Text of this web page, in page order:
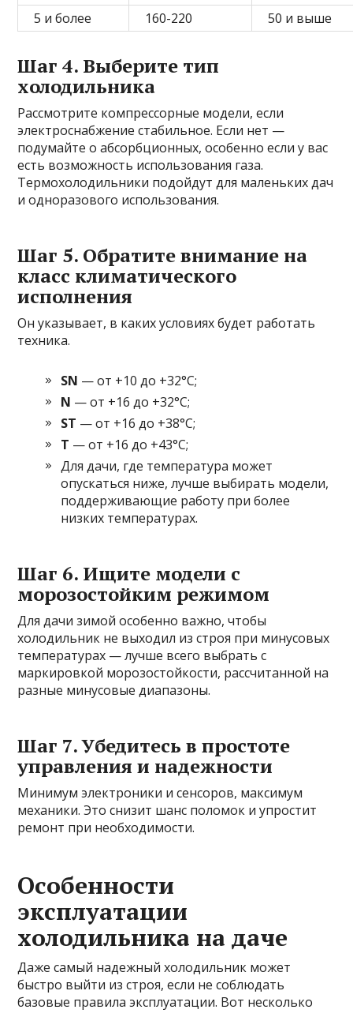
5 и более
160-220 50 и выше
Шаг 4. Выберите тип
холодильника
Рассмотрите компрессорные модели, если
электроснабжение стабильное. Если нет —
подумайте о абсорбционных, особенно если у вас
есть возможность использования газа.
Термохолодильники подойдут для маленьких дач
и одноразового использования.
Шаг 5. Обратите внимание на
класс климатического
исполнения
Он указывает, в каких условиях будет работать
техника.
SN — от +10 до +32°C;
N — от +16 до +32°C;
ST — от +16 до +38°C;
T — от +16 до +43°C;
Для дачи, где температура может
опускаться ниже, лучше выбирать модели,
поддерживающие работу при более
низких температурах.
Шаг 6. Ищите модели с
морозостойким режимом
Для дачи зимой особенно важно, чтобы
холодильник не выходил из строя при минусовых
температурах — лучше всего выбрать с
маркировкой морозостойкости, рассчитанной на
разные минусовые диапазоны.
Шаг 7. Убедитесь в простоте
управления и надежности
Минимум электроники и сенсоров, максимум
механики. Это снизит шанс поломок и упростит
ремонт при необходимости.
Особенности
эксплуатации
холодильника на даче
Даже самый надежный холодильник может
быстро выйти из строя, если не соблюдать
базовые правила эксплуатации. Вот несколько